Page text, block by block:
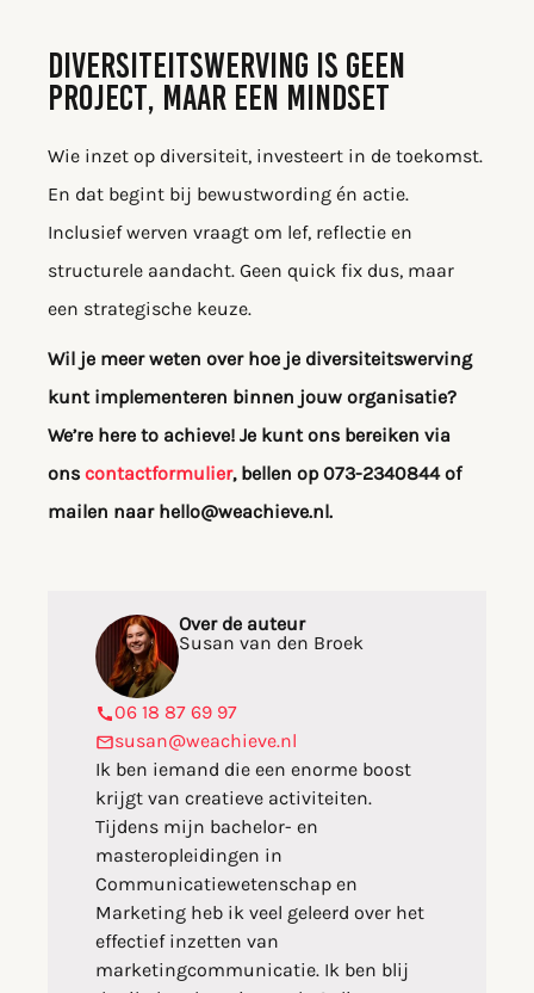
DIVERSITEITSWERVING IS GEEN
PROJECT, MAAR EEN MINDSET
Wie inzet op diversiteit, investeert in de toekomst.
En dat begint bij bewustwording én actie.
Inclusief werven vraagt om lef, reflectie en
structurele aandacht. Geen quick fix dus, maar
een strategische keuze.
Wil je meer weten over hoe je diversiteitswerving
kunt implementeren binnen jouw organisatie?
We’re here to achieve! Je kunt ons bereiken via
ons contactformulier, bellen op 073-2340844 of
mailen naar hello@weachieve.nl.
Over de auteur
Susan van den Broek
06 18 87 69 97
susan@weachieve.nl
Ik ben iemand die een enorme boost
krijgt van creatieve activiteiten.
Tijdens mijn bachelor- en
masteropleidingen in
Communicatiewetenschap en
Marketing heb ik veel geleerd over het
effectief inzetten van
marketingcommunicatie. Ik ben blij